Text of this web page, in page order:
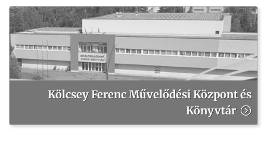
Kölcsey Ferenc Művelődési Központ és
Könyvtár